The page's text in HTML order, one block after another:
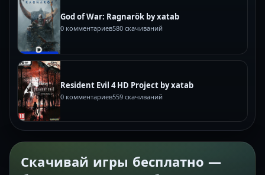
God of War: Ragnarök by xatab
0 комментариев580 скачиваний
Resident Evil 4 HD Project by xatab
0 комментариев559 скачиваний
Скачивай игры бесплатно —